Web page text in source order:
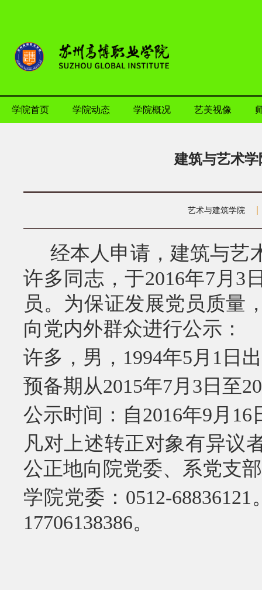
学院首页 学院动态 学院概况 艺美视像
建筑与艺术
艺术与建筑学院
经本人申请，建筑与艺
许多同志，于2016年7月3
员。为保证发展党员质量
向党内外群众进行公示：
许多，男，1994年5月1日
预备期从2015年7月3日至
公示时间：自2016年9月16
凡对上述转正对象有异议
公正地向院党委、系党支
学院党委：0512-
17706138386。